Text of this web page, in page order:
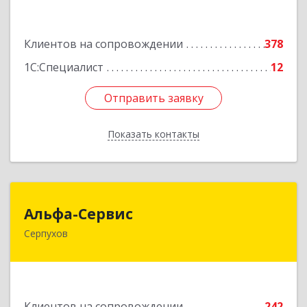
Клиентов на сопровождении
378
1С:Специалист
12
Отправить заявку
Показать контакты
Отправить заявку
Назад
Альфа-Сервис
Серпухов